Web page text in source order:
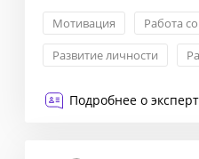
Мотивация
Работа
Развитие личности
Подробнее о